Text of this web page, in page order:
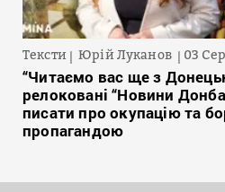
Тексти Юрій Луканов 03
“Читаємо вас ще з
релоковані “Новини
писати про окупацію та
пропагандою